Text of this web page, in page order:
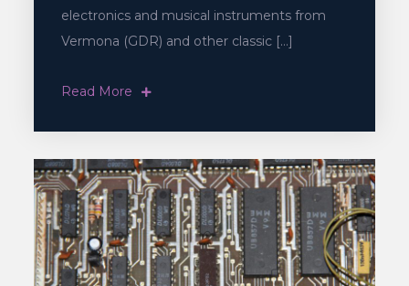
electronics and musical instruments from
Vermona (GDR) and other classic […]
Read More